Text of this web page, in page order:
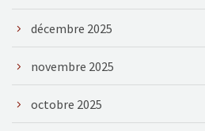
décembre 2025
novembre 2025
octobre 2025